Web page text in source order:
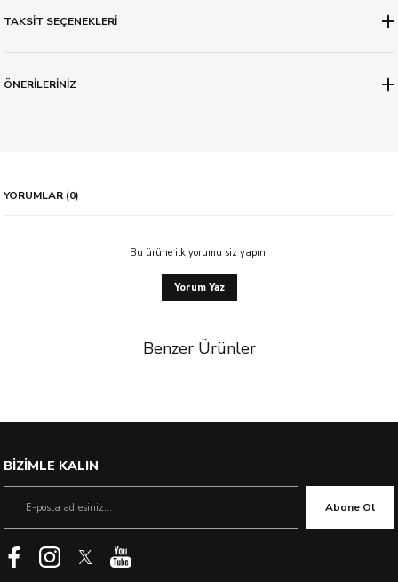
TAKSİT SEÇENEKLERİ
ÖNERİLERİNİZ
YORUMLAR (0)
Bu ürüne ilk yorumu siz yapın!
Yorum Yaz
Benzer Ürünler
BİZİMLE KALIN
Abone Ol